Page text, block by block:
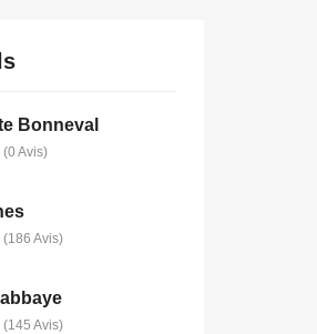
Bonneval
(0 Avis)
(186 Avis)
(145 Avis)